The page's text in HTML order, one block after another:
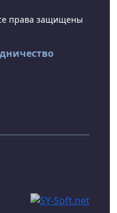
права защищены